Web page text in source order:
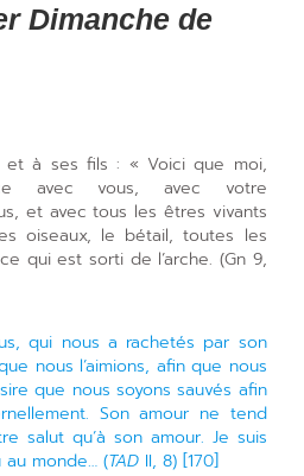
Dimanche de
à ses fils : « Voici que moi,
avec vous, avec votre
et avec tous les êtres vivants
oiseaux, le bétail, toutes les
qui est sorti de l’arche. (Gn 9,
qui nous a rachetés par son
nous l’aimions, afin que nous
que nous soyons sauvés afin
Son amour ne tend
salut qu’à son amour. Je suis
monde… (TAD II, 8) [170]